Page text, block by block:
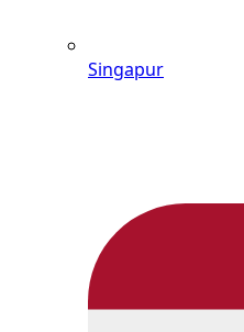
Singapur